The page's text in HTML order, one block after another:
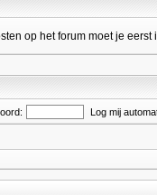
op het forum moet je
Log mij